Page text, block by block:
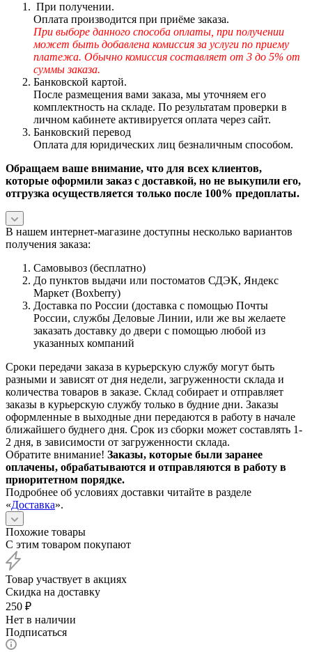
При получении.
Оплата производится при приёме заказа.
При выборе данного способа оплаты, при получении
может быть добавлена комиссия за услуги по приему
платежа. Обычно комиссия составляет от 3 до 5% от
суммы заказа.
Банковской картой.
После размещения вами заказа, мы уточняем его
комплектность на складе. По результатам проверки в
личном кабинете активируется оплата через сайт.
Банковский перевод
Оплата для юридических лиц безналичным способом.
Обращаем ваше внимание, что для всех клиентов,
которые оформили заказ с доставкой, но не выкупили его,
отгрузка осуществляется только после 100% предоплаты.
В нашем интернет-магазине доступны несколько вариантов
получения заказа:
Самовывоз (бесплатно)
До пунктов выдачи или постоматов СДЭК, Яндекс
Маркет (Boxberry)
Доставка по России (доставка с помощью Почты
России, службы Деловые Линии, или же вы желаете
заказать доставку до двери с помощью любой из
указанных компаний
Сроки передачи заказа в курьерскую службу могут быть
разными и зависят от дня недели, загруженности склада и
количества товаров в заказе. Склад собирает и отправляет
заказы в курьерскую службу только в будние дни. Заказы
оформленные в выходные дни передаются в работу в начале
ближайшего буднего дня. Срок из сборки может составлять 1-
2 дня, в зависимости от загруженности склада.
Обратите внимание! Заказы, которые были заранее
оплачены, обрабатываются и отправляются в работу в
приоритетном порядке.
Подробнее об условиях доставки читайте в разделе
«Доставка».
Похожие товары
С этим товаром покупают
Товар участвует в акциях
Скидка на доставку
250 ₽
Нет в наличии
Подписаться